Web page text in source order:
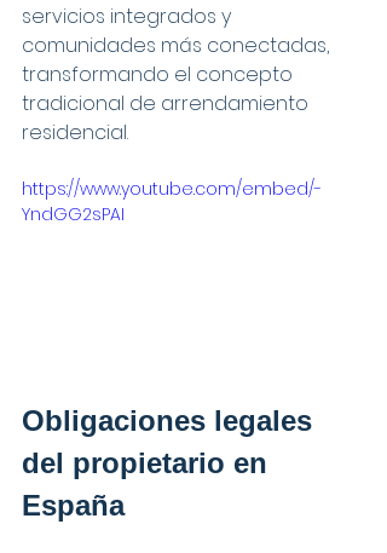
servicios integrados y
comunidades más conectadas,
transformando el concepto
tradicional de arrendamiento
residencial.
https://www.youtube.com/embed/-
YndGG2sPAI
Obligaciones legales
del propietario en
España